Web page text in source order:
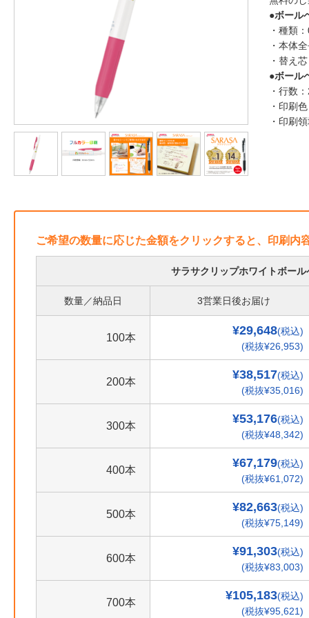
●ボール
・種類
・本体
・替え
●ボール
・行数
・印刷
・印刷
ご希望の数量に応じた金額をクリックすると、印刷内
サラサクリップホワイトボ
数量／納品日 3営業日後お届け
100本
¥29,648(税込)
(税抜¥26,953)
200本
¥38,517(税込)
(税抜¥35,016)
300本
¥53,176(税込)
(税抜¥48,342)
400本
¥67,179(税込)
(税抜¥61,072)
500本
¥82,663(税込)
(税抜¥75,149)
600本
¥91,303(税込)
(税抜¥83,003)
700本
¥105,183(税込)
(税抜¥95,621)